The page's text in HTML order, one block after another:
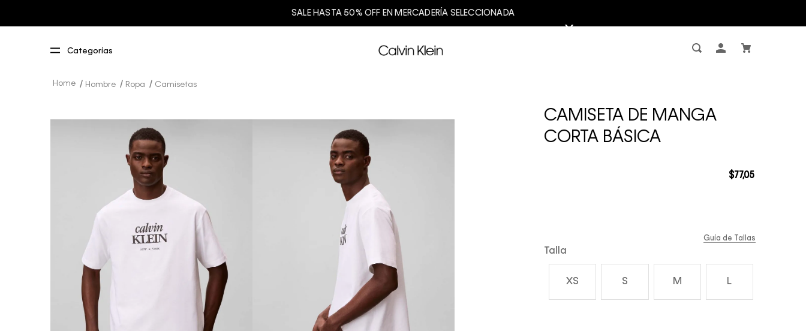
SALE HASTA 50% OFF EN MERCADERÍA SELECCIONADA
Hombre Ropa Camisetas
CAMISETA DE MANGA
CORTA BÁSICA
$77,05
Talla
XS S M L
Guía de Tallas